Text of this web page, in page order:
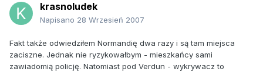
krasnoludek
Napisano 28 Wrzesień 2007
Fakt także odwiedziłem Normandię dwa razy i są tam miejsca
zaciszne. Jednak nie ryzykowałbym - mieszkańcy sami
zawiadomią policję. Natomiast pod Verdun - wykrywacz to